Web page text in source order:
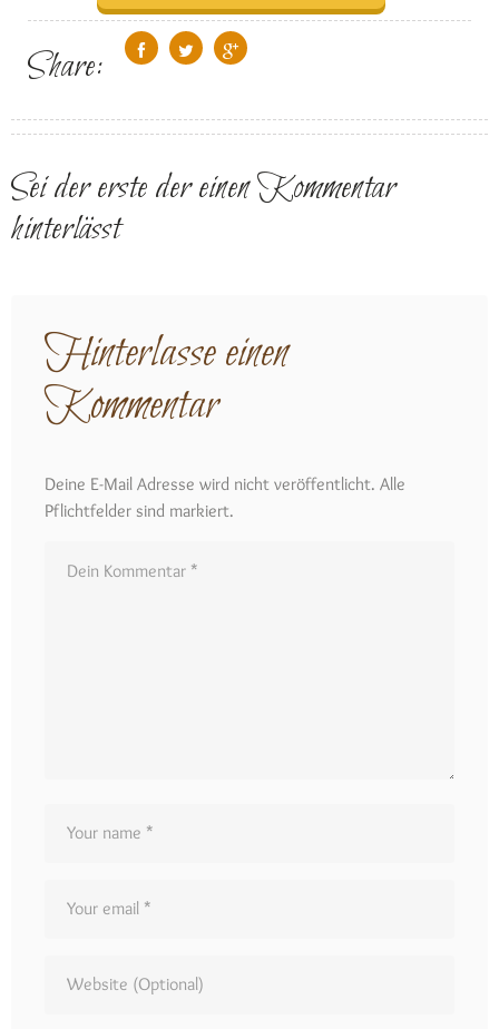
Share:
Sei der erste der einen Kommentar
hinterlässt
Hinterlasse einen
Kommentar
Deine E-Mail Adresse wird nicht veröffentlicht. Alle
Pflichtfelder sind markiert.